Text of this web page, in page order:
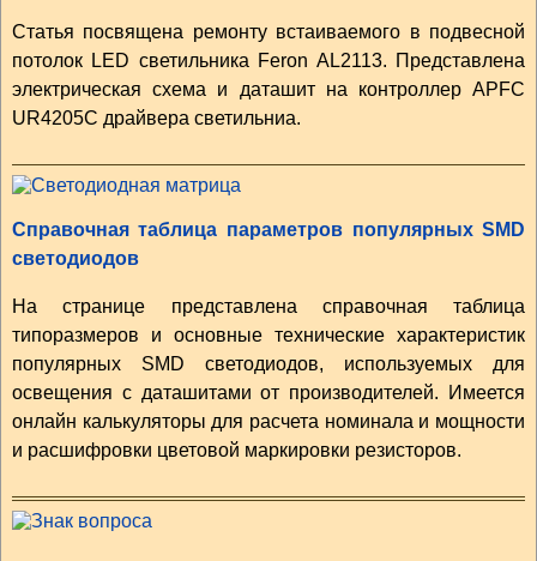
Статья посвящена ремонту встаиваемого в подвесной
потолок LED светильника Feron AL2113. Представлена
электрическая схема и даташит на контроллер APFC
UR4205C драйвера светильниа.
Справочная таблица параметров популярных SMD
светодиодов
На странице представлена справочная таблица
типоразмеров и основные технические характеристик
популярных SMD светодиодов, используемых для
освещения с даташитами от производителей. Имеется
онлайн калькуляторы для расчета номинала и мощности
и расшифровки цветовой маркировки резисторов.